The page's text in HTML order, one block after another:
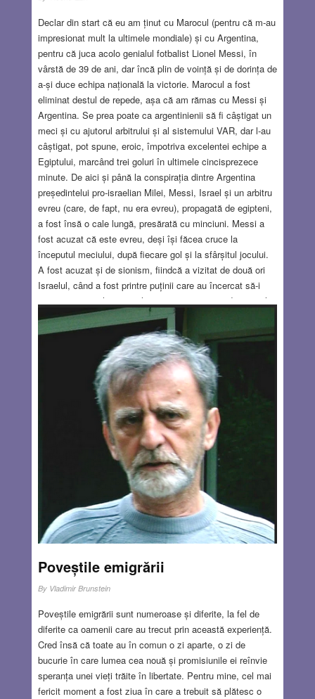
Declar din start că eu am ținut cu Marocul (pentru că m-au
impresionat mult la ultimele mondiale) și cu Argentina,
pentru că juca acolo genialul fotbalist Lionel Messi, în
vârstă de 39 de ani, dar încă plin de voință și de dorința de
a-și duce echipa națională la victorie. Marocul a fost
eliminat destul de repede, așa că am rămas cu Messi și
Argentina. Se prea poate ca argentinienii să fi câștigat un
meci și cu ajutorul arbitrului și al sistemului VAR, dar l-au
câștigat, pot spune, eroic, împotriva excelentei echipe a
Egiptului, marcând trei goluri în ultimele cincisprezece
minute. De aici și până la conspirația dintre Argentina
președintelui pro-israelian Milei, Messi, Israel și un arbitru
evreu (care, de fapt, nu era evreu), propagată de egipteni,
a fost însă o cale lungă, presărată cu minciuni. Messi a
fost acuzat că este evreu, deși își făcea cruce la
începutul meciului, după fiecare gol și la sfârșitul jocului.
A fost acuzat și de sionism, fiindcă a vizitat de două ori
Israelul, când a fost printre puținii care au încercat să-i
apropie pe israelieni și palestinieni printr-o partidă amicală
de fotbal, organizată și subvenționată de el. A doua oară a
fost filmat punând un bileţel cu o dorință între pietrele
Zidului Plângerii din Ierusalim. Este acest gest un semn
de sionism? Până și președintele Barack Hussein Obama,
musulman după tată, a introdus un astfel de bileţel între
pietrele din Zidul Plângerii.
Read more…
21 COMMENTS
Poveștile emigrării
By Vladimir Brunstein
Poveștile emigrării sunt numeroase și diferite, la fel de
diferite ca oamenii care au trecut prin această experiență.
Cred însă că toate au în comun o zi aparte, o zi de
bucurie în care lumea cea nouă și promisiunile ei reînvie
speranța unei vieți trăite în libertate. Pentru mine, cel mai
fericit moment a fost ziua în care a trebuit să plătesc o